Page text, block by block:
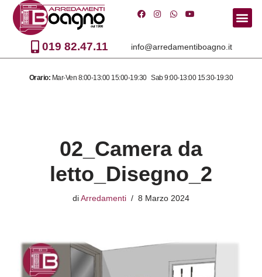
Vai
contenuto
019 82.47.11 info@arredamentiboagno.it
Orario: Mar-Ven 8:00-13:00 15:00-19:30 Sab 9:00-13:00 15:30-19:30
02_Camera da
letto_Disegno_2
di Arredamenti 8 Marzo 2024